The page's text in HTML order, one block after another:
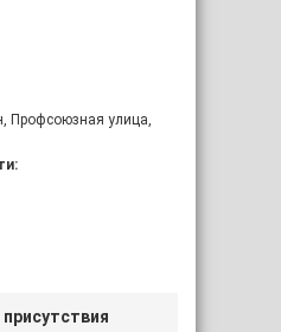
Профсоюзная улица,